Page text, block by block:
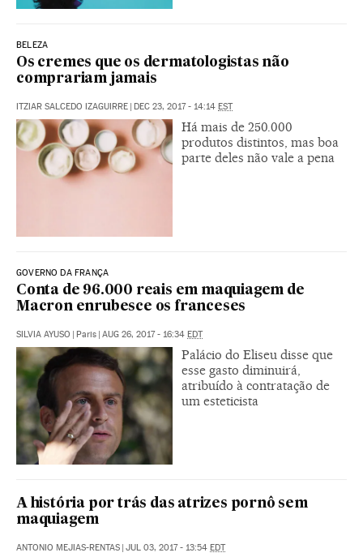
BELEZA
Os cremes que os dermatologistas não
comprariam jamais
ITZIAR SALCEDO IZAGUIRRE | DEC 23, 2017 - 14:14 EST
Há mais de 250.000
produtos distintos, mas boa
parte deles não vale a pena
GOVERNO DA FRANÇA
Conta de 96.000 reais em maquiagem de
Macron enrubesce os franceses
SILVIA AYUSO | Paris | AUG 26, 2017 - 16:34 EDT
Palácio do Eliseu disse que
esse gasto diminuirá,
atribuído à contratação de
um esteticista
A história por trás das atrizes pornô sem
maquiagem
ANTONIO MEJIAS-RENTAS | JUL 03, 2017 - 13:54 EDT